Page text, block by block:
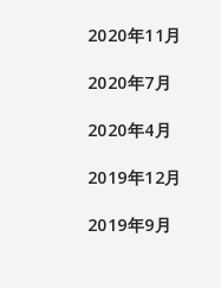
2020年11月
2020年7月
2020年4月
2019年12月
2019年9月